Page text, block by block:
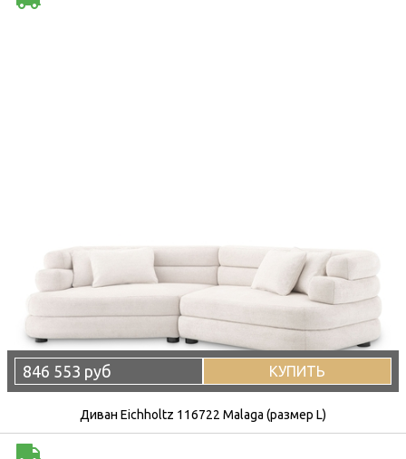
846 553 руб КУПИТЬ
Диван Eichholtz 116722 Malaga (размер L)